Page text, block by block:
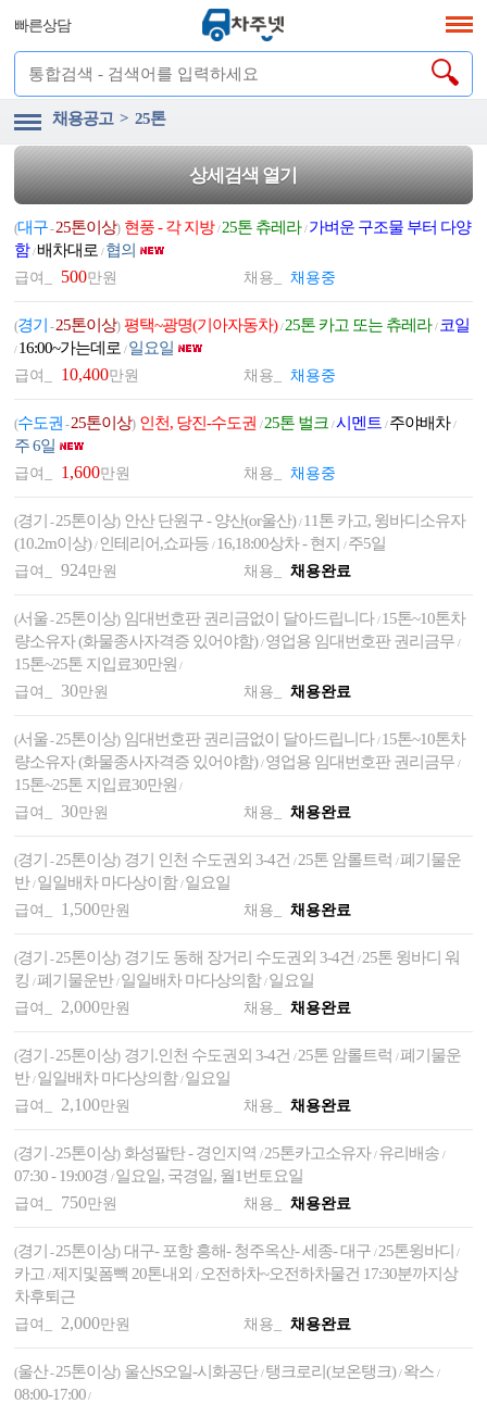
빠른상담
채용공고 > 25톤
상세검색 열기
(대구-25톤이상) 현풍 - 각 지방/ 25톤 츄레라/ 가벼운 구조물 부터 다양
함/배차대로/ 협의
급여_ 500만원 채용_ 채용중
(경기 -25톤이상) 평택~광명(기아자동차)/ 25톤 카고 또는 츄레라/ 코일
/ 16:00~가는데로/ 일요일
급여_ 10,400만원 채용_ 채용중
(수도권 -25톤이상) 인천, 당진-수도권/ 25톤 벌크/시멘트/ 주야배차/
주 6일
급여_ 1,600만원 채용_ 채용중
(경기 -25톤이상) 안산 단원구 - 양산(or울산)/ 11톤 카고, 윙바디소유자
(10.2m이상)/ 인테리어,쇼파등/ 16,18:00상차 - 현지/ 주5일
급여_924만원 채용_ 채용완료
(서울-25톤이상) 임대번호판 권리금없이 달아드립니다/ 15톤~10톤차
량소유자 (화물종사자격증 있어야함)/ 영업용 임대번호판 권리금무/
15톤~25톤 지입료30만원 /
급여_ 30만원 채용_ 채용완료
(서울-25톤이상) 임대번호판 권리금없이 달아드립니다/ 15톤~10톤차
량소유자 (화물종사자격증 있어야함)/ 영업용 임대번호판 권리금무/
15톤~25톤 지입료30만원 /
급여_ 30만원 채용_ 채용완료
(경기 -25톤이상) 경기 인천 수도권외 3-4건/ 25톤 암롤트럭/폐기물운
반/ 일일배차 마다상이함/ 일요일
급여_ 1,500만원 채용_ 채용완료
(경기 -25톤이상) 경기도 동해 장거리 수도권외 3-4건/ 25톤 윙바디 워
킹/폐기물운반/ 일일배차 마다상의함/ 일요일
급여_2,000만원 채용_ 채용완료
(경기 -25톤이상) 경기.인천 수도권외 3-4건/ 25톤 암롤트럭/폐기물운
반/ 일일배차 마다상의함/ 일요일
급여_2,100만원 채용_ 채용완료
(경기 -25톤이상) 화성팔탄 - 경인지역/ 25톤카고소유자/ 유리배송/
07:30 - 19:00경/ 일요일, 국경일, 월1번토요일
급여_ 750만원 채용_ 채용완료
(경기 -25톤이상) 대구- 포항 흥해- 청주옥산- 세종- 대구/ 25톤윙바디 /
카고/제지및폼빽 20톤내외/ 오전하차~오전하차물건 17:30분까지상
차후퇴근
급여_2,000만원 채용_ 채용완료
(울산-25톤이상) 울산S오일-시화공단/ 탱크로리(보온탱크)/ 왁스/
08:00-17:00 /